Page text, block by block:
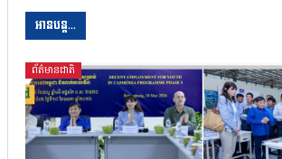
អានបន្ត...
ព័ត៌មានជាតិ